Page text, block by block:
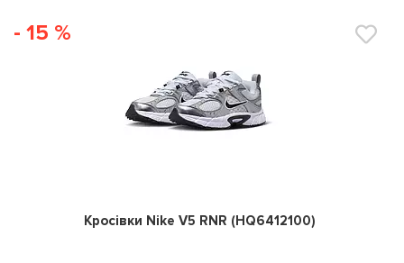
- 15 %
0
Кросівки Nike V5 RNR (HQ6412100)